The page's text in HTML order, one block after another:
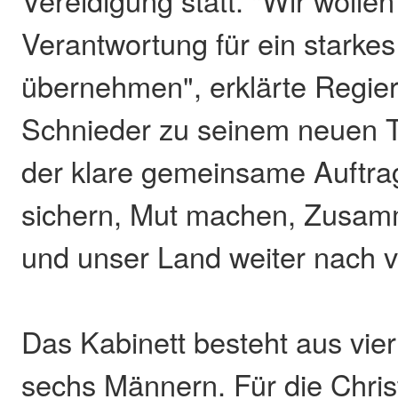
Verantwortung für ein
übernehmen", erklärte
Schnieder zu seinem neuen
der klare gemeinsame
sichern, Mut machen,
und unser Land weiter nach
Das Kabinett besteht aus
sechs Männern. Für die